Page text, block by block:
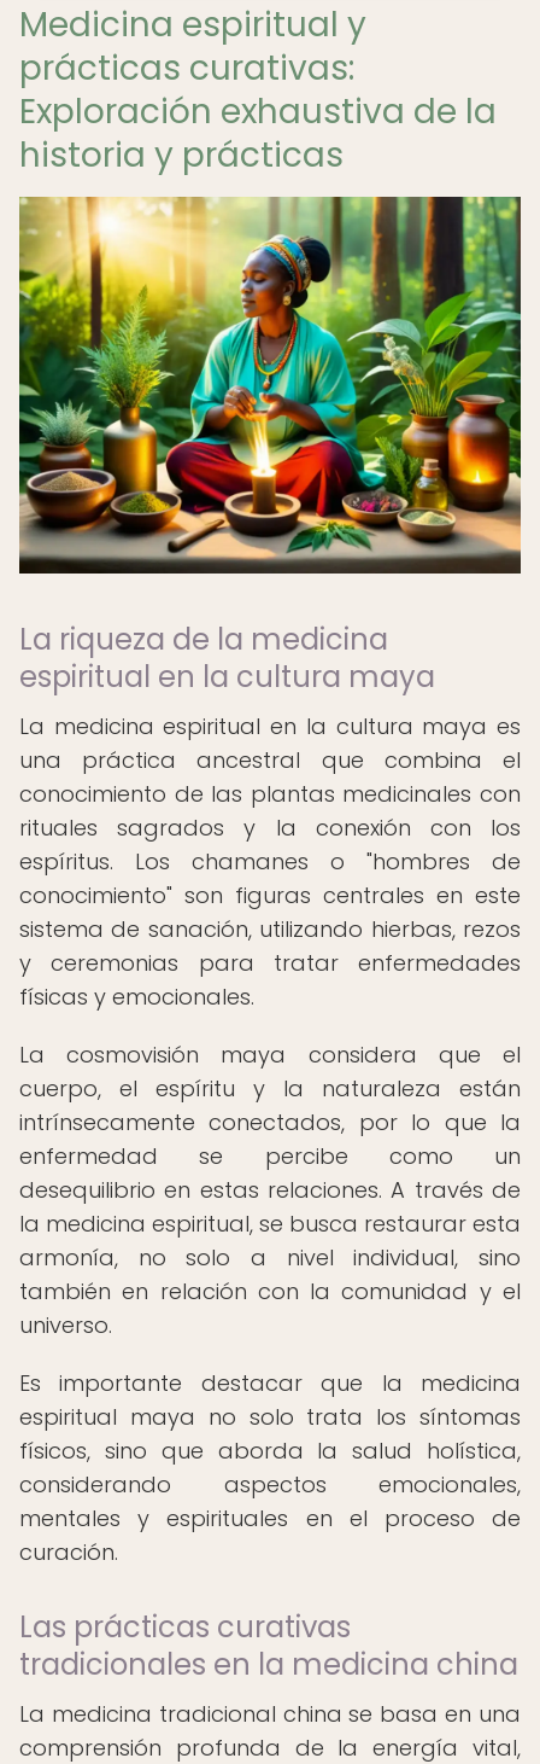
Medicina espiritual y
prácticas curativas:
Exploración exhaustiva de la
historia y prácticas
La riqueza de la medicina
espiritual en la cultura maya
La medicina espiritual en la cultura maya es
una práctica ancestral que combina el
conocimiento de las plantas medicinales con
rituales sagrados y la conexión con los
espíritus. Los chamanes o "hombres de
conocimiento" son figuras centrales en este
sistema de sanación, utilizando hierbas, rezos
y ceremonias para tratar enfermedades
físicas y emocionales.
La cosmovisión maya considera que el
cuerpo, el espíritu y la naturaleza están
intrínsecamente conectados, por lo que la
enfermedad se percibe como un
desequilibrio en estas relaciones. A través de
la medicina espiritual, se busca restaurar esta
armonía, no solo a nivel individual, sino
también en relación con la comunidad y el
universo.
Es importante destacar que la medicina
espiritual maya no solo trata los síntomas
físicos, sino que aborda la salud holística,
considerando aspectos emocionales,
mentales y espirituales en el proceso de
curación.
Las prácticas curativas
tradicionales en la medicina china
La medicina tradicional china se basa en una
comprensión profunda de la energía vital,